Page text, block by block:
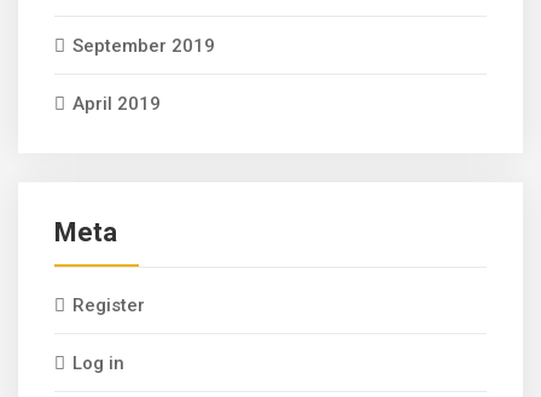
September 2019
April 2019
Meta
Register
Log in